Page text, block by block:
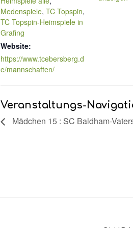
Medenspiele, TC Topspin,
TC Topspin-Heimspiele in
Grafing
Website:
https://www.tcebersberg.d
e/mannschaften/
Veranstaltungs-
Mädchen 15 : SC Baldham-